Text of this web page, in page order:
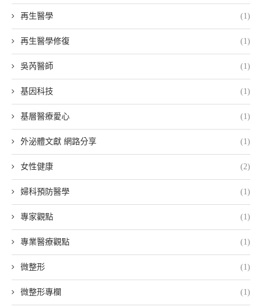
再生醫學 (1)
再生醫學修復 (1)
吳芮醫師 (1)
基因科技 (1)
基層醫療愛心 (1)
外泌體文獻 網路分享 (1)
女性健康 (2)
婦科預防醫學 (1)
專家觀點 (1)
專業醫療觀點 (1)
微整形 (1)
微整形專欄 (1)